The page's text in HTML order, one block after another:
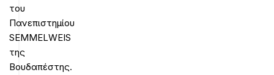
του
Πανεπιστημίου
SEMMELWEIS
της
Βουδαπέστης.